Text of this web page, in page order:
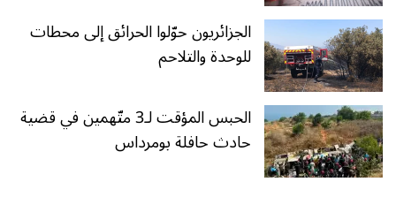
الجزائريون حوّلوا الحرائق إلى محطات
للوحدة والتلاحم
الحبس المؤقت لـ3 متّهمين في قضية
حادث حافلة بومرداس